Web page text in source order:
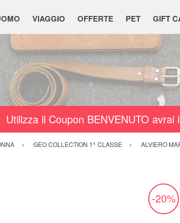
VIAGGIO OFFERTE PET GIFT
Utilizza il Coupon BENVENUTO
GEO COLLECTION 1^ CLASSE ALVIERO
-20%